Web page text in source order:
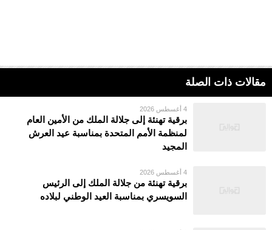
مقالات ذات الصلة
4 أغسطس 2026
برقية تهنئة إلى جلالة الملك من الأمين العام
لمنظمة الأمم المتحدة بمناسبة عيد العرش
المجيد
4 أغسطس 2026
برقية تهنئة من جلالة الملك إلى الرئيس
السويسري بمناسبة العيد الوطني لبلاده